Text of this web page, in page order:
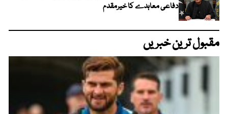
دفاعی معاہدے کا خیرمقدم
مقبول ترین خبریں